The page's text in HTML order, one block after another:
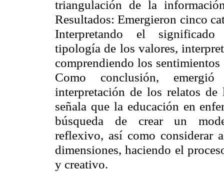
triangulación de la
Resultados: Emergieron cinco
Interpretando el
tipología de los valores,
comprendiendo los
Como conclusión,
interpretación de los relatos
señala que la educación en
búsqueda de crear un
reflexivo, así como considerar
dimensiones, haciendo el
y creativo.